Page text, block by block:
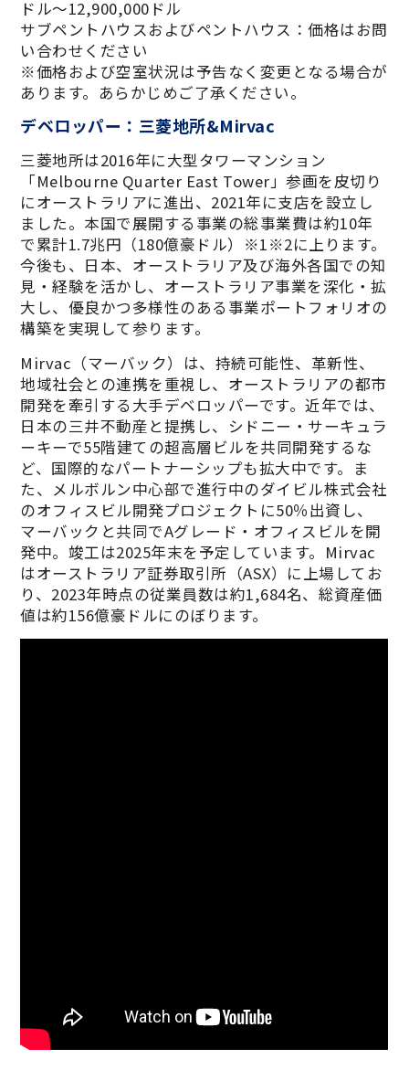
ドル～12,900,000ドル
サブペントハウスおよびペントハウス：価格はお問
い合わせください
※価格および空室状況は予告なく変更となる場合が
あります。あらかじめご了承ください。
デベロッパー：三菱地所&Mirvac
三菱地所は2016年に大型タワーマンション
「Melbourne Quarter East Tower」参画を皮切り
にオーストラリアに進出、2021年に支店を設立し
ました。本国で展開する事業の総事業費は約10年
で累計1.7兆円（180億豪ドル）※1※2に上ります。
今後も、日本、オーストラリア及び海外各国での知
見・経験を活かし、オーストラリア事業を深化・拡
大し、優良かつ多様性のある事業ポートフォリオの
構築を実現して参ります。
Mirvac（マーバック）は、持続可能性、革新性、
地域社会との連携を重視し、オーストラリアの都市
開発を牽引する大手デベロッパーです。近年では、
日本の三井不動産と提携し、シドニー・サーキュラ
ーキーで55階建ての超高層ビルを共同開発するな
ど、国際的なパートナーシップも拡大中です。ま
た、メルボルン中心部で進行中のダイビル株式会社
のオフィスビル開発プロジェクトに50％出資し、
マーバックと共同でAグレード・オフィスビルを開
発中。竣工は2025年末を予定しています。Mirvac
はオーストラリア証券取引所（ASX）に上場してお
り、2023年時点の従業員数は約1,684名、総資産価
値は約156億豪ドルにのぼります。